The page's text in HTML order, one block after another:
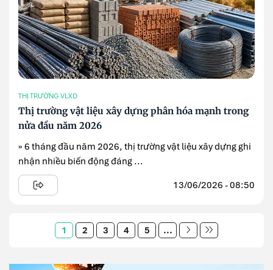
THỊ TRƯỜNG VLXD
Thị trường vật liệu xây dựng phân hóa mạnh trong
nửa đầu năm 2026
» 6 tháng đầu năm 2026, thị trường vật liệu xây dựng ghi
nhận nhiều biến động đáng ...
13/06/2026 - 08:50
1 2 3 4 5 ...